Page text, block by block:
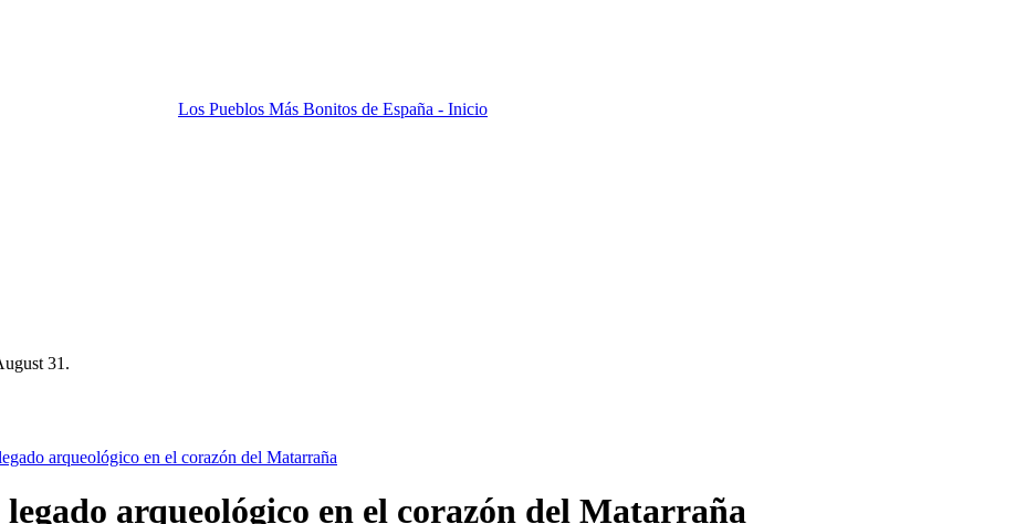
Los Pueblos Más Bonitos de España - Inicio
31.
arqueológico en el corazón del Matarraña
arqueológico en el corazón del Matarraña